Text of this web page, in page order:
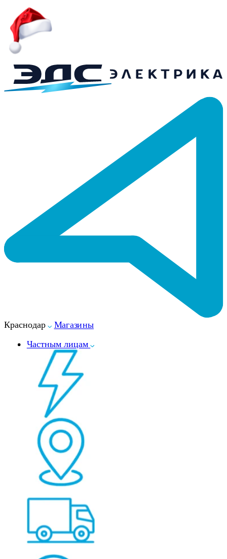
Краснодар
Магазины
Частным лицам